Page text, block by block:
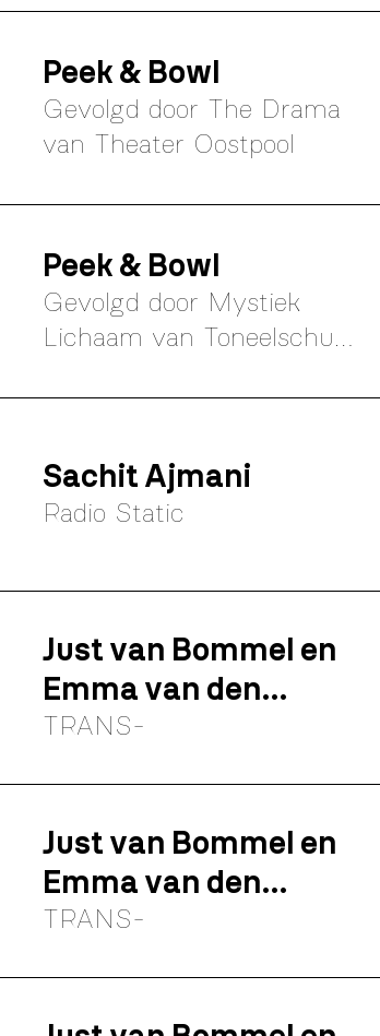
Peek & Bowl
Gevolgd door The Drama
van Theater Oostpool
Peek & Bowl
Gevolgd door Mystiek
Lichaam van Toneelschuur
Sachit Ajmani
Radio Static
Just van Bommel en
Emma van den
Elshout
TRANS-
Just van Bommel en
Emma van den
Elshout
TRANS-